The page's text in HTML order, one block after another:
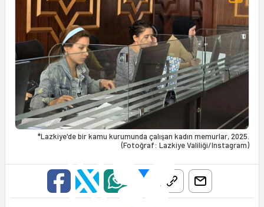
*Lazkiye'de bir kamu kurumunda çalışan kadın memurlar, 2025.
(Fotoğraf: Lazkiye Valiliği/Instagram)